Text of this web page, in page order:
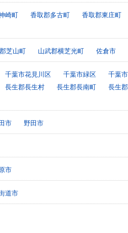
崎町 香取郡多古町 香取郡東庄町
芝山町 山武郡横芝光町 佐倉市
千葉市花見川区 千葉市緑区 千葉
長生郡長生村 長生郡長南町 長生
市 野田市
市
道市